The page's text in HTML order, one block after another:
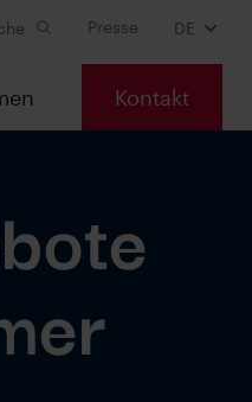
Presse DE
Kontakt